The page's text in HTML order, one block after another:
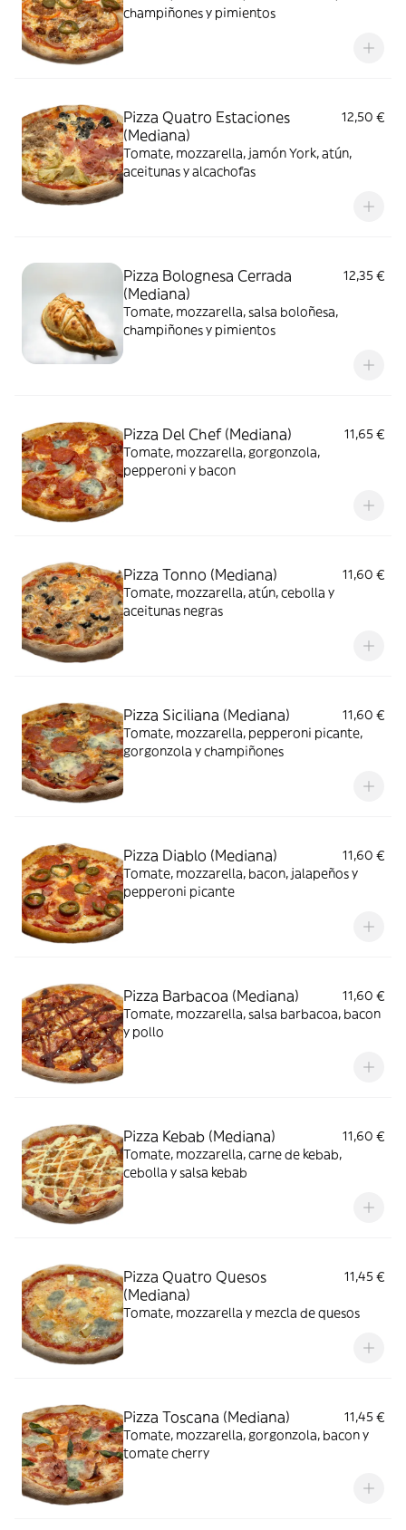
champiñones y pimientos
Pizza Quatro Estaciones
(Mediana)
12,50 €
Tomate, mozzarella, jamón York, atún,
aceitunas y alcachofas
Pizza Bolognesa Cerrada
(Mediana)
12,35 €
Tomate, mozzarella, salsa boloñesa,
champiñones y pimientos
Pizza Del Chef (Mediana)
11,65 €
Tomate, mozzarella, gorgonzola,
pepperoni y bacon
Pizza Tonno (Mediana)
11,60 €
Tomate, mozzarella, atún, cebolla y
aceitunas negras
Pizza Siciliana (Mediana)
11,60 €
Tomate, mozzarella, pepperoni picante,
gorgonzola y champiñones
Pizza Diablo (Mediana)
11,60 €
Tomate, mozzarella, bacon, jalapeños y
pepperoni picante
Pizza Barbacoa (Mediana)
11,60 €
Tomate, mozzarella, salsa barbacoa, bacon
y pollo
Pizza Kebab (Mediana)
11,60 €
Tomate, mozzarella, carne de kebab,
cebolla y salsa kebab
Pizza Quatro Quesos
(Mediana)
11,45 €
Tomate, mozzarella y mezcla de quesos
Pizza Toscana (Mediana)
11,45 €
Tomate, mozzarella, gorgonzola, bacon y
tomate cherry